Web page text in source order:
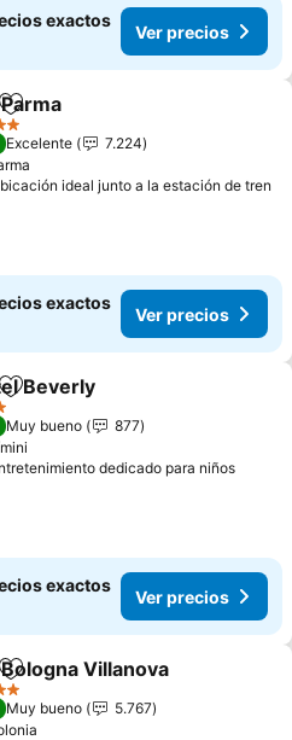
exactos
Ver precios
Agregar a favoritos
Excelente
7.224
ideal junto a la estación de tren
exactos
Ver precios
Agregar a favoritos
Beverly
Muy bueno
877
dedicado para niños
exactos
Ver precios
Agregar a favoritos
Villanova
Muy bueno
5.767